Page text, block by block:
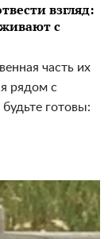
взгляд:
с
часть их
рядом с
готовы: